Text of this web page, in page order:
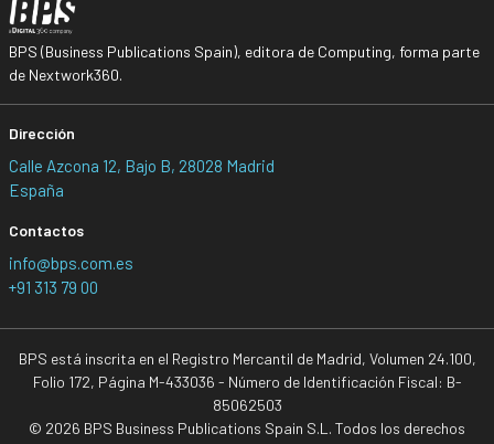
BPS (Business Publications Spain), editora de Computing, forma parte
de Nextwork360.
Dirección
Calle Azcona 12, Bajo B, 28028 Madrid
España
Contactos
info@bps.com.es
+91 313 79 00
BPS está inscrita en el Registro Mercantil de Madrid, Volumen 24.100,
Folio 172, Página M-433036 - Número de Identificación Fiscal: B-
85062503
© 2026 BPS Business Publications Spain S.L. Todos los derechos